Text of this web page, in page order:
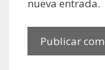
nueva entrada.